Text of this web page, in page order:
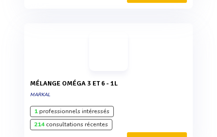
MÉLANGE OMÉGA 3 ET 6 - 1L
MARKAL
1professionnels intéressés
214consultations récentes